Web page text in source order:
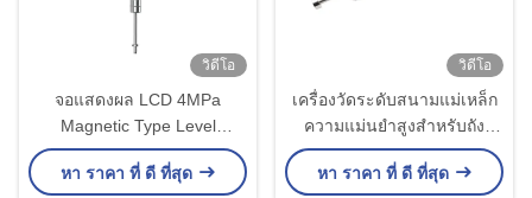
วิดีโอ
จอแสดงผล LCD 4MPa
Magnetic Type Level
Transmitter ความแม่นยำ 0.5
มม. Four Wire
หา ราคา ที่ ดี ที่สุด
วิดีโอ
เครื่องวัดระดับสนามแม่เหล็ก
ความแม่นยำสูงสำหรับถัง
น้ำมัน
หา ราคา ที่ ดี ที่สุด